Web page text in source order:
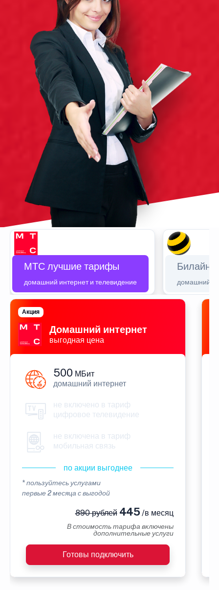
МТС лучшие тарифы
домашний интернет и телевидение
Билайн
домашний
Домашний интернет
выгодная цена
Акция
500 МБит
домашний интернет
не включено в тариф
цифровое телевидение
не включена в тариф
мобильная связь
по акции выгоднее
* пользуйтесь услугами
первые 2 месяца с выгодой
890 рублей445 /в месяц
В стоимость тарифа включены
дополнительные услуги
Готовы подключить